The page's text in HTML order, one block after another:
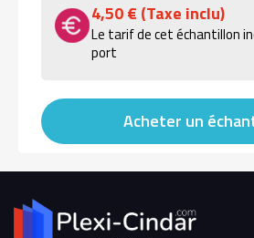
4,50 € (Taxe inclu)
Le tarif de cet échantillon
port
Acheter un